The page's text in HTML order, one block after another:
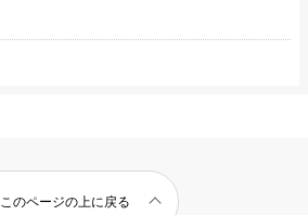
このページの上に戻る